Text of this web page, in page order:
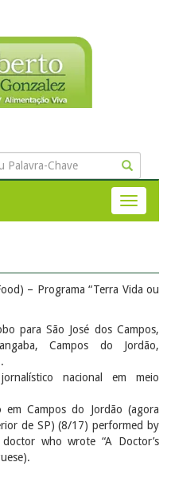
– Programa “Terra Vida ou
para São José dos Campos,
Campos do Jordão,
nacional em meio
Campos do Jordão (agora
de SP) (8/17) performed by
who wrote “A Doctor’s